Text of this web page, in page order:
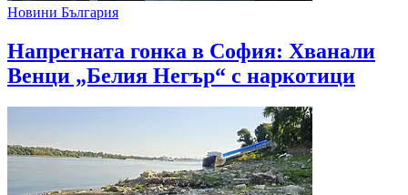
Новини България
Напрегната гонка в София: Хванали
Венци „Белия Негър“ с наркотици